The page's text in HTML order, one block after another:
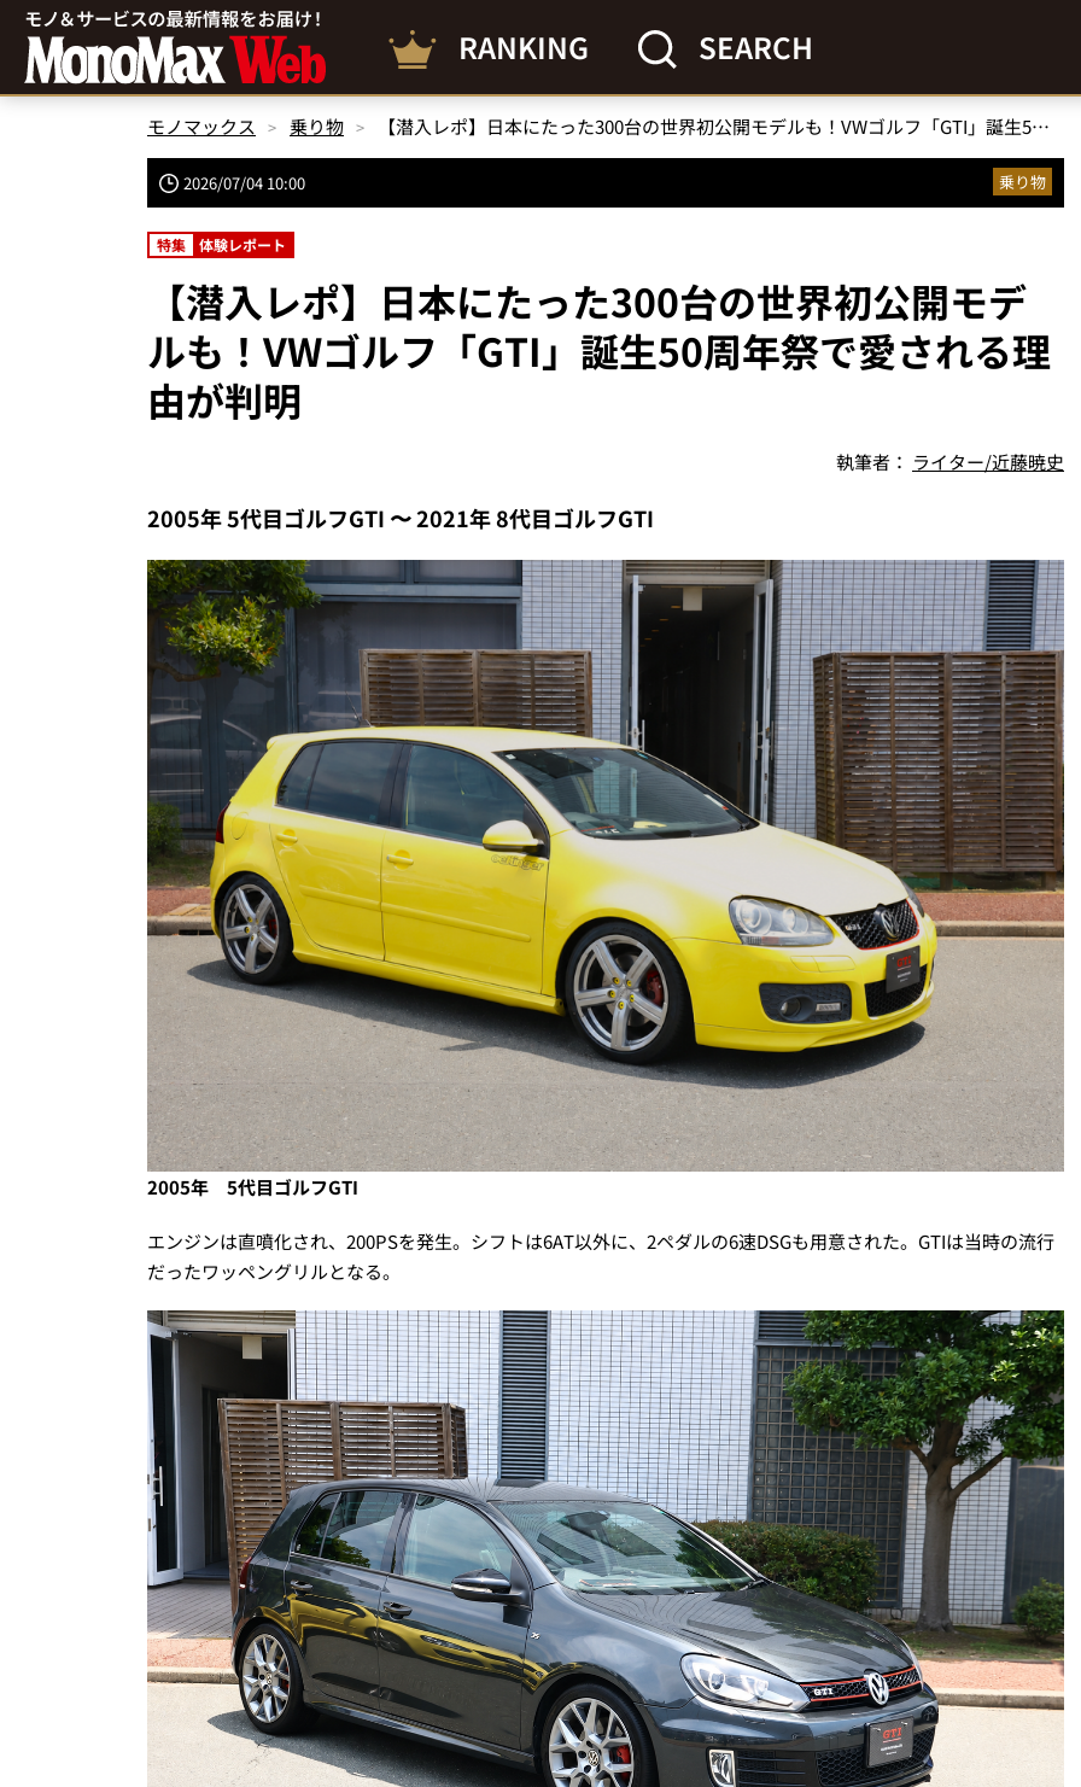
RANKING SEARCH
モノマックス 乗り物 【潜入レポ】日本にたった300台の世界初公開モデルも！VWゴルフ「GTI」誕生50周年祭で愛される理由が判明
2026/07/04 10:00 乗り物
特集 体験レポート
【潜入レポ】日本にたった300台の世界初公開モデ
ルも！VWゴルフ「GTI」誕生50周年祭で愛される理
由が判明
執筆者： ライター/近藤暁史
2005年 5代目ゴルフGTI 〜 2021年 8代目ゴルフGTI
2005年 5代目ゴルフGTI
エンジンは直噴化され、200PSを発生。シフトは6AT以外に、2ペダルの6速DSGも用意された。GTIは当時の流行
だったワッペングリルとなる。